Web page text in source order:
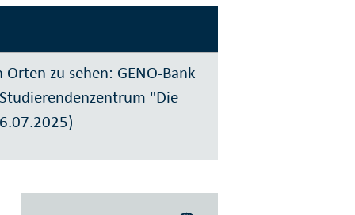
zu sehen: GENO-Bank
"Die